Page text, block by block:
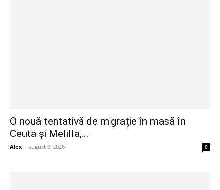
O nouă tentativă de migrație în masă în
Ceuta și Melilla,...
Alex - august 9, 2026 0